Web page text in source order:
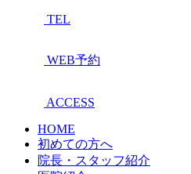
TEL
WEB予約
ACCESS
HOME
初めての方へ
院長・スタッフ紹介